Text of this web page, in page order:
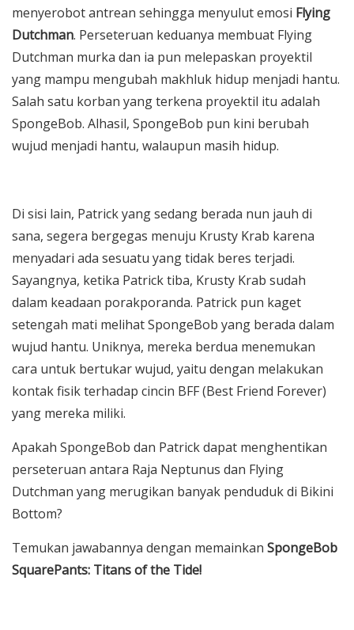
menyerobot antrean sehingga menyulut emosi Flying
Dutchman. Perseteruan keduanya membuat Flying
Dutchman murka dan ia pun melepaskan proyektil
yang mampu mengubah makhluk hidup menjadi hantu.
Salah satu korban yang terkena proyektil itu adalah
SpongeBob. Alhasil, SpongeBob pun kini berubah
wujud menjadi hantu, walaupun masih hidup.
Di sisi lain, Patrick yang sedang berada nun jauh di
sana, segera bergegas menuju Krusty Krab karena
menyadari ada sesuatu yang tidak beres terjadi.
Sayangnya, ketika Patrick tiba, Krusty Krab sudah
dalam keadaan porakporanda. Patrick pun kaget
setengah mati melihat SpongeBob yang berada dalam
wujud hantu. Uniknya, mereka berdua menemukan
cara untuk bertukar wujud, yaitu dengan melakukan
kontak fisik terhadap cincin BFF (Best Friend Forever)
yang mereka miliki.
Apakah SpongeBob dan Patrick dapat menghentikan
perseteruan antara Raja Neptunus dan Flying
Dutchman yang merugikan banyak penduduk di Bikini
Bottom?
Temukan jawabannya dengan memainkan SpongeBob
SquarePants: Titans of the Tide!